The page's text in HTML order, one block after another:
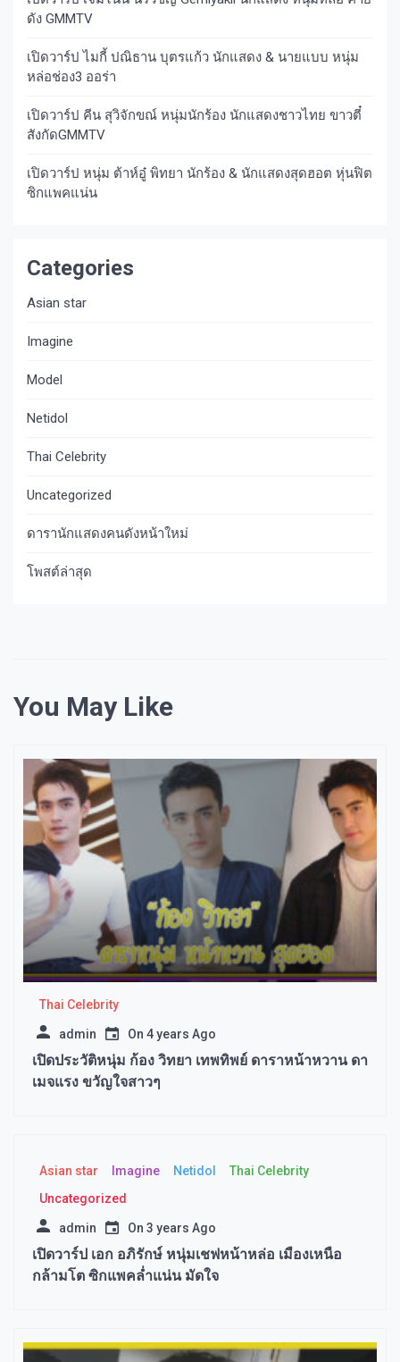
ดัง GMMTV
เปิดวาร์ป ไมกี้ ปณิธาน บุตรแก้ว นักแสดง & นายแบบ หนุ่ม
หล่อช่อง3 ออร่า
เปิดวาร์ป คีน สุวิจักขณ์ หนุ่มนักร้อง นักแสดงชาวไทย ขาวตี๋
สังกัดGMMTV
เปิดวาร์ป หนุ่ม ต้าห์อู๋ พิทยา นักร้อง & นักแสดงสุดฮอต หุ่นฟิต
ซิกแพคแน่น
Categories
Asian star
Imagine​
Model
Netidol
Thai Celebrity
Uncategorized
ดารานักแสดงคนดังหน้าใหม่
โพสต์ล่าสุด
You May Like
Thai Celebrity
admin On 4 years Ago
เปิดประวัติหนุ่ม ก้อง วิทยา เทพทิพย์ ดาราหน้าหวาน ดา
เมจแรง ขวัญใจสาวๆ
Asian star Imagine​ Netidol
Thai Celebrity
Uncategorized
admin On 3 years Ago
เปิดวาร์ป เอก อภิรักษ์ หนุ่มเชฟหน้าหล่อ เมืองเหนือ
กล้ามโต ซิกแพคล่ำแน่น มัดใจ